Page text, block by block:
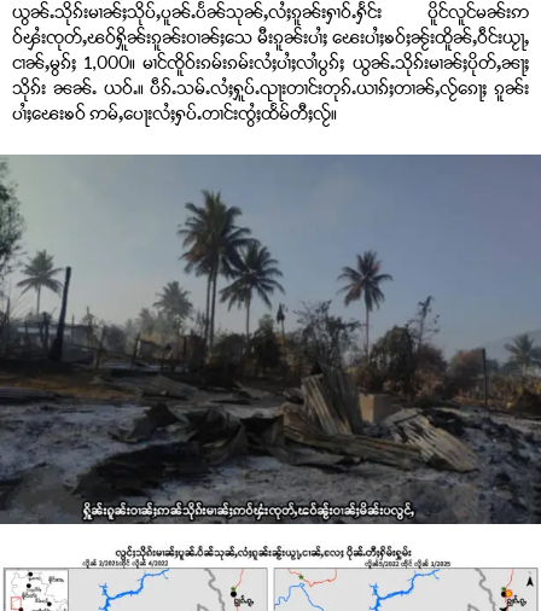
ယွၼ်ႉသိုၵ်းမၢၼ်ႈသိုပ်ႇပူၼ်ႉပႅၼ်သုၼ်ႇလႆႈၵူၼ်းႁၢဝ်ႉႁႅင်း ပိူင်လူင်မၼ်းဢ
ဝ်ၾႆးၸုတ်ႇၽဝ်ႁိူၼ်းၵူၼ်းဝၢၼ်ႈသေ မီးၵူၼ်းပၢႆႈ ၽေးပၢႆႈၶဝ်ႈၼႂ်းထိူၼ်ႇဝဵင်းယႂႃႇ
ငၢၼ်ႇမွၵ်ႈ 1,000။ မၢင်ၸိူဝ်းၵမ်းၵမ်းလႆႈပၢႆႈလၢႆပွၵ်ႈ ယွၼ်ႉသိုၵ်းမၢၼ်ႈပိုတ်ႇၼႃႈ
သိုၵ်း ၼၼ်ႉ ယဝ်ႉ။ ပဵၵ်ႉသမ်ႉလႆႈႁူပ်ႉၺႃးတၢင်းတုၵ်ႉယၢၵ်ႈတၢၼ်ႇလႂ်ၵေႃႈ ၵူၼ်း
ပၢႆႈၽေးၶဝ် ဢမ်ႇပေႃးလႆႈႁပ်ႉတၢင်းၸွႆႈထႅမ်တီႈလႂ်။